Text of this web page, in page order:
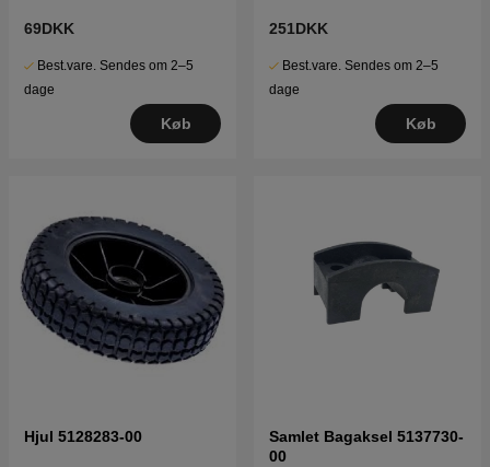
69DKK
Best.vare. Sendes om 2–5
dage
Køb
251DKK
Best.vare. Sendes om 2–5
dage
Køb
Hjul 5128283-00
Samlet Bagaksel 5137730-
00